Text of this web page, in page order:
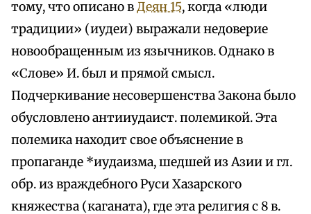
тому, что описано вДеян 15, когда «люди
традиции» (иудеи) выражали недоверие
новообращенным из язычников. Однако в
«Слове» И. был и прямой смысл.
Подчеркивание несовершенства Закона было
обусловлено антииудаист. полемикой. Эта
полемика находит свое объяснение в
пропаганде *иудаизма, шедшей из Азии и гл.
обр. из враждебного Руси Хазарского
княжества (каганата), где эта религия с 8 в.